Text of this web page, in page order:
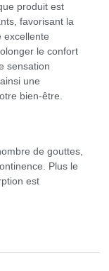
produit est
favorisant la
excellente
le confort
sensation
une
bien-être.
de gouttes,
Plus le
est